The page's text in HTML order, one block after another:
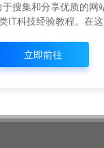
于搜集和分享优质的网
IT科技经验教程。在
立即前往